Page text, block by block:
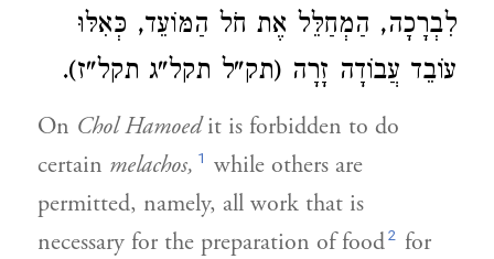
לִבְרָכָה, הַמְחַלֵּל אֶת חֹל הַמּוֹעֵד, כְּאִלּוּ
עוֹבֵד עֲבוֹדָה זָרָה (תק"ל תקל"ג תקל"ז).
On Chol Hamoedit is forbidden to do
certain melachos, 1 while others are
permitted, namely, all work that is
necessary for the preparation of food2 for